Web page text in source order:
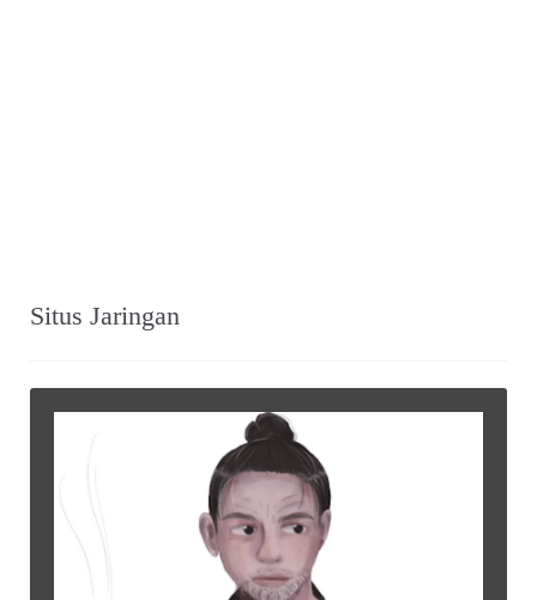
Situs Jaringan